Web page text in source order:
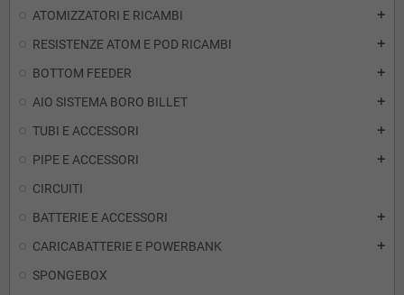
ATOMIZZATORI E RICAMBI add
RESISTENZE ATOM E POD RICAMBI add
BOTTOM FEEDER add
AIO SISTEMA BORO BILLET add
TUBI E ACCESSORI add
PIPE E ACCESSORI add
CIRCUITI
BATTERIE E ACCESSORI
add
CARICABATTERIE E POWERBANK add
SPONGEBOX